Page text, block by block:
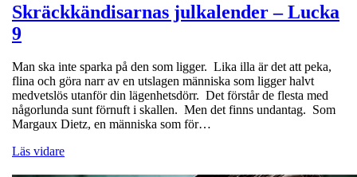
Skräckkändisarnas julkalender – Lucka
9
Man ska inte sparka på den som ligger. Lika illa är det att peka,
flina och göra narr av en utslagen människa som ligger halvt
medvetslös utanför din lägenhetsdörr. Det förstår de flesta med
någorlunda sunt förnuft i skallen. Men det finns undantag. Som
Margaux Dietz, en människa som för…
Läs vidare